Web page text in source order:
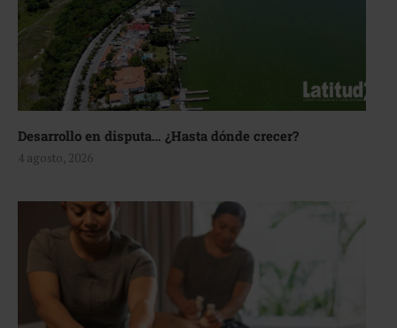
Desarrollo en disputa… ¿Hasta dónde crecer?
4 agosto, 2026